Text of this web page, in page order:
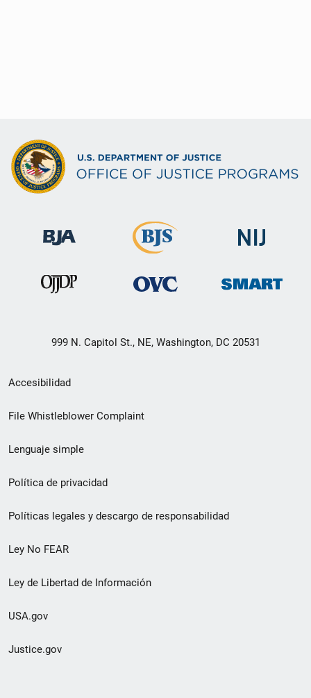
999 N. Capitol St., NE, Washington, DC 20531
Menú
de
de
pie
de
página
Accesibilidad
File Whistleblower Complaint
Lenguaje simple
Política de privacidad
Políticas legales y descargo de responsabilidad
Ley No FEAR
Ley de Libertad de Información
USA.gov
Justice.gov